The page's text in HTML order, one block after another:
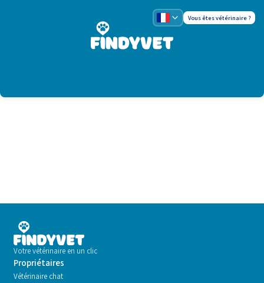
Vous êtes vétérinaire ?
Votre vétérinaire en un clic
Propriétaires
Vétérinaire chat